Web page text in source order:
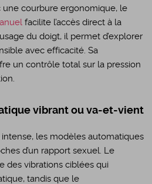
courbure ergonomique, le
facilite l’accès direct à la
du doigt, il permet d’explorer
avec efficacité. Sa
un contrôle total sur la pression
vibrant ou va-et-vient
les modèles automatiques
d’un rapport sexuel. Le
des vibrations ciblées qui
tandis que le